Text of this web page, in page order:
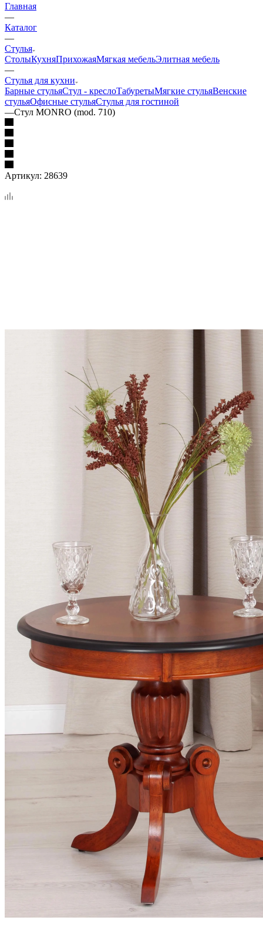
Главная
—
Каталог
—
Стулья
СтолыКухняПрихожаяМягкая мебельЭлитная мебель
—
Стулья для кухни
Барные стульяСтул - креслоТабуретыМягкие стульяВенские
стульяОфисные стульяСтулья для гостиной
—Стул MONRO (mod. 710)
Артикул: 28639